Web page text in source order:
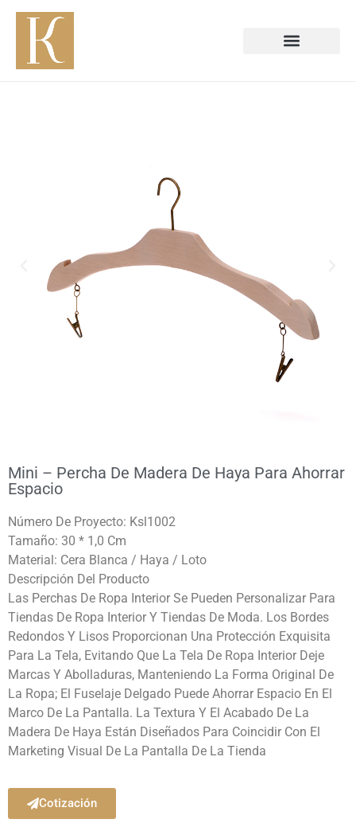
Mini – Percha De Madera De Haya Para Ahorrar
Espacio
Número De Proyecto: Ksl1002
Tamaño: 30 * 1,0 Cm
Material: Cera Blanca / Haya / Loto
Descripción Del Producto
Las Perchas De Ropa Interior Se Pueden Personalizar Para
Tiendas De Ropa Interior Y Tiendas De Moda. Los Bordes
Redondos Y Lisos Proporcionan Una Protección Exquisita
Para La Tela, Evitando Que La Tela De Ropa Interior Deje
Marcas Y Abolladuras, Manteniendo La Forma Original De
La Ropa; El Fuselaje Delgado Puede Ahorrar Espacio En El
Marco De La Pantalla. La Textura Y El Acabado De La
Madera De Haya Están Diseñados Para Coincidir Con El
Marketing Visual De La Pantalla De La Tienda
Cotización